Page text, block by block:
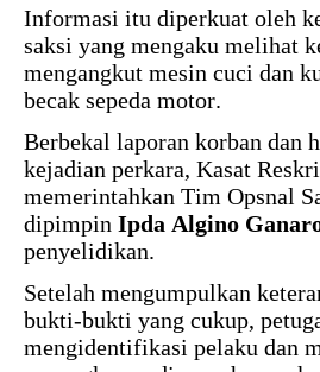
Informasi itu diperkuat oleh
saksi yang mengaku melihat
mengangkut mesin cuci dan
becak sepeda motor.
Berbekal laporan korban dan
kejadian perkara, Kasat
memerintahkan Tim Opsnal
dipimpin Ipda Algino
penyelidikan.
Setelah mengumpulkan
bukti-bukti yang cukup,
mengidentifikasi pelaku dan